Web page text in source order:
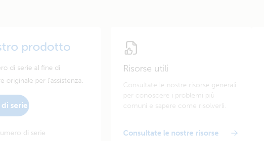
prodotto
di serie al fine di
originale per l'assistenza.
serie
di serie
Risorse utili
Consultate le nostre risorse generali
per conoscere i problemi più
comuni e sapere come risolverli.
Consultate le nostre risorse